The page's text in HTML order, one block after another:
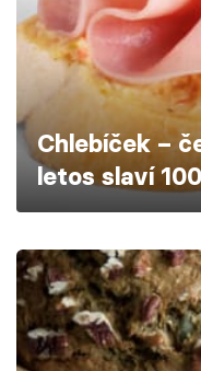
Škola vaření
Recepty z TV
Speciál: Cuketa
Těhotnej kuchař
Přihlášení
Chlebíček –
letos slaví